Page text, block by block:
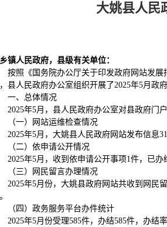
大姚县人民
镇人民政府，县级有关单位：
按照《国务院办公厅关于印发政府网站发
县人民政府办公室组织开展了2025年5月政
一、总体情况
2025年5月，县人民政府办公室对县政府门
（一）网站运维检查情况
2025年5月，大姚县人民政府网站发布信息
（二）依申请公开情况
2025年5月，收到依申请公开事项1件，已办
（三）网民留言办理情况
2025年5月份，大姚县政府网站共收到网民
（四）政务服务平台办件统计
2025年5月份受理585件，办结585件，办结